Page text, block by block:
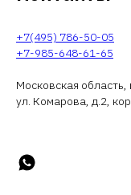
+7(495) 786-50-05
+7-985-648-61-65
Московская
ул. Комарова, д.2,